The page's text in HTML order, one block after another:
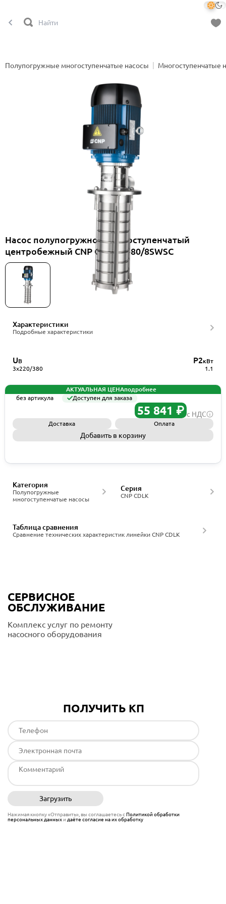
Полупогружные многоступенчатые насосы Многоступенчатые
Насос полупогружной многоступенчатый
центробежный CNP CDLKF2-80/8SWSC
Характеристики
Подробные характеристики
UВ
3x220/380
P2кВт
1.1
АКТУАЛЬНАЯ ЦЕНАподробнее
без артикула
Доступен для заказа
55 841 ₽ с НДС
Доставка Оплата
Добавить в корзину
Полупогружные
многоступенчатые насосы
Категория
CNP CDLK
Серия
Сравнение технических характеристик линейки CNP CDLK
Таблица сравнения
СЕРВИСНОЕ
ОБСЛУЖИВАНИЕ
Комплекс услуг по ремонту
насосного оборудования
ПОЛУЧИТЬ КП
Загрузить
Нажимая кнопку «Отправить», вы соглашаетесь сПолитикой обработки
персональных данныхи даёте согласие на их обработку